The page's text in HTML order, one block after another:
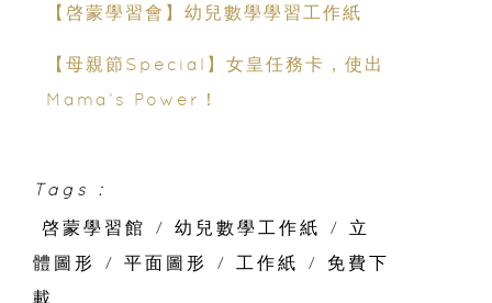
【啓蒙學習會】幼兒數學學習工作紙
【母親節Special】女皇任務卡，使出
Mama’s Power！
Tags :
啓蒙學習館
/ 幼兒數學工作紙 /
立
體圖形
/ 平面圖形 / 工作紙 /
免費下
載